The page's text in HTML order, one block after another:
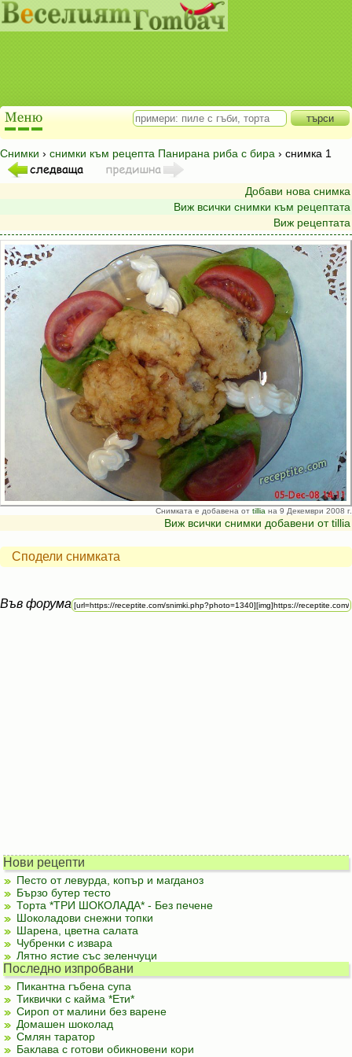
Снимки › снимки към рецепта Панирана риба с бира › снимка 1
Добави нова снимка
Виж всички снимки към рецептата
Виж рецептата
Снимката е добавена от tillia на 9 Декември 2008 г.
Виж всички снимки добавени от tillia
Сподели снимката
Във форума
Нови рецепти
Песто от левурда, копър и магданоз
Бързо бутер тесто
Торта *ТРИ ШОКОЛАДА* - Без печене
Шоколадови снежни топки
Шарена, цветна салата
Чубренки с извара
Лятно ястие със зеленчуци
Последно изпробвани
Пикантна гъбена супа
Тиквички с кайма *Ети*
Сироп от малини без варене
Домашен шоколад
Смлян таратор
Баклава с готови обикновени кори